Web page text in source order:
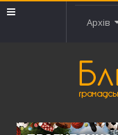
Архів